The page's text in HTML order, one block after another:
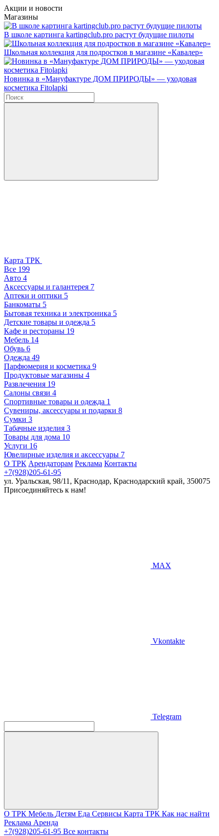
Акции и новости
Магазины
В школе картинга kartingclub.pro растут будущие пилоты
Школьная коллекция для подростков в магазине «Кавалер»
Новинка в «Мануфактуре ДОМ ПРИРОДЫ» — уходовая
косметика Fitolapki
Карта ТРК
Все 199
Авто 4
Аксессуары и галантерея 7
Аптеки и оптики 5
Банкоматы 5
Бытовая техника и электроника 5
Детские товары и одежда 5
Кафе и рестораны 19
Мебель 14
Обувь 6
Одежда 49
Парфюмерия и косметика 9
Продуктовые магазины 4
Развлечения 19
Салоны связи 4
Спортивные товары и одежда 1
Сувениры, аксессуары и подарки 8
Сумки 3
Табачные изделия 3
Товары для дома 10
Услуги 16
Ювелирные изделия и аксессуары 7
О ТРК Арендаторам Реклама Контакты
+7(928)205-61-95
ул. Уральская, 98/11, Краснодар, Краснодарский край, 350075
Присоединяйтесь к нам!
MAX
Vkontakte
Telegram
О ТРК Мебель Детям Еда Сервисы Карта ТРК Как нас найти
Реклама Аренда
+7(928)205-61-95 Все контакты